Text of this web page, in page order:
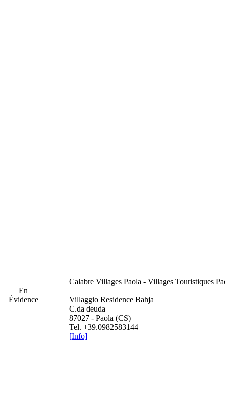
En
Évidence
Calabre Villages Paola - Villages Touristiques
Villaggio Residence Bahja
C.da deuda
87027 - Paola (CS)
Tel. +39.0982583144
[Info]